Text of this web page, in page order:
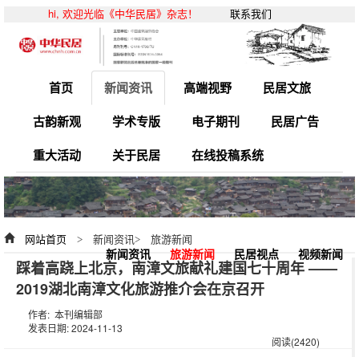
hi, 欢迎光临《中华民居》杂志！ 联系我们
首页 新闻资讯 高端视野
民居文旅
古韵新观
学术专版 电子期刊
民居广告
重大活动
关于民居 在线投稿系统
网站首页 > 新闻资讯> 旅游新闻
新闻资讯 旅游新闻 民居视点 视频新闻
踩着高跷上北京，南漳文旅献礼建国七十周年 ——
2019湖北南漳文化旅游推介会在京召开
作者: 本刊编辑部
发表日期: 2024-11-13
阅读(2420)